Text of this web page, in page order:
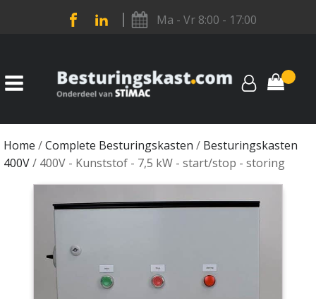
Ma - Vr 8:00 - 17:00
Home /Complete Besturingskasten / Besturingskasten
400V/ 400V - Kunststof - 7,5 kW - start/stop - storing